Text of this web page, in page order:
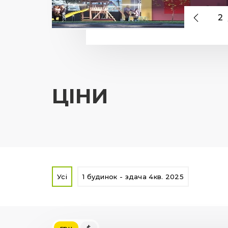
2
ЦІНИ
Усі 1 будинок - здача 4кв. 2025